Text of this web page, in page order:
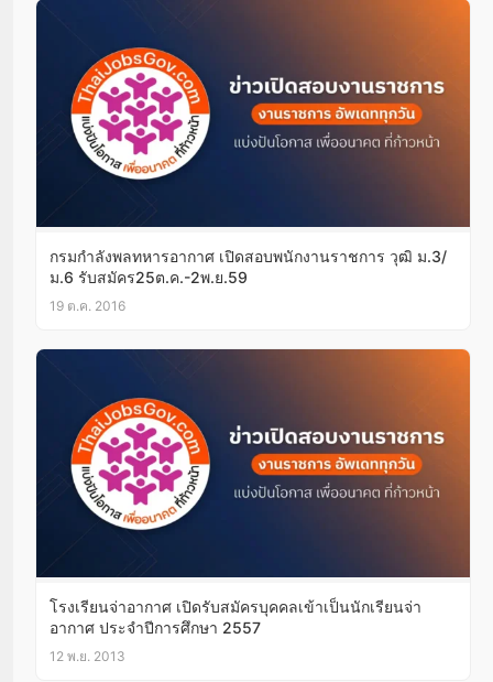
กรมกำลังพลทหารอากาศ เปิดสอบพนักงานราชการ วุฒิ ม.3/
ม.6 รับสมัคร25ต.ค.-2พ.ย.59
19 ต.ค. 2016
โรงเรียนจ่าอากาศ เปิดรับสมัครบุคคลเข้าเป็นนักเรียนจ่า
อากาศ ประจำปีการศึกษา 2557
12 พ.ย. 2013